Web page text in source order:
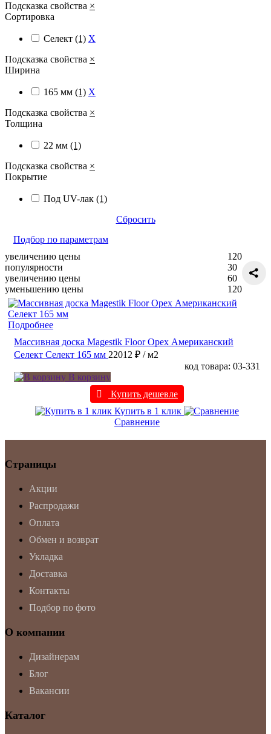
Подсказка свойства ×
Сортировка
Селект (1) X
Подсказка свойства ×
Ширина
165 мм (1) X
Подсказка свойства ×
Толщина
22 мм (1)
Подсказка свойства ×
Покрытие
Под UV-лак (1)
Сбросить
Подбор по параметрам
увеличению цены
популярности
увеличению цены
уменьшению цены
120
30
60
120
Подробнее
Массивная доска Magestik Floor Орех Американский
Селект Селект 165 мм 22012 ₽ / м2
код товара: 03-331
В корзину
Купить дешевле
Купить в 1 клик
Сравнение
Страницы
Акции
Распродажи
Оплата
Обмен и возврат
Укладка
Доставка
Контакты
Подбор по фото
О компании
Дизайнерам
Блог
Вакансии
Каталог